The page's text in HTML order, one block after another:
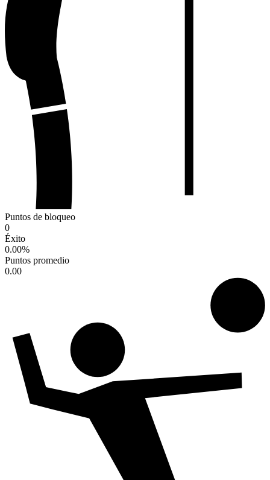
Puntos de bloqueo
0
Éxito
0.00%
Puntos promedio
0.00